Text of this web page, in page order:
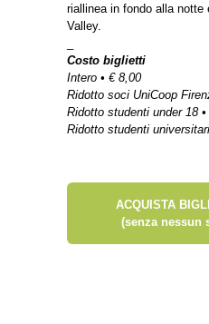
riallinea in fondo alla notte
Valley.
Costo biglietti
Intero • € 8,00
Ridotto soci UniCoop
Ridotto studenti under 18
Ridotto studenti
ACQUISTA
(senza nessun